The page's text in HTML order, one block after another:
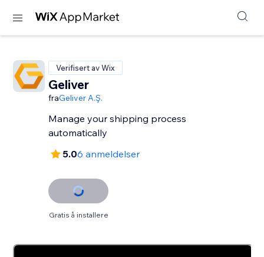
Verifisert av Wix
Geliver
fraGeliver A.Ş.
Manage your shipping process
automatically
5.06 anmeldelser
Gratis å installere